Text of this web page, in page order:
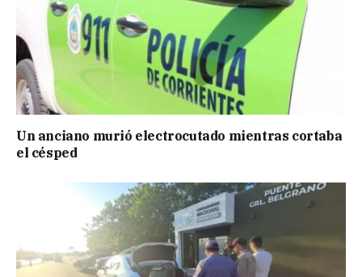
Un anciano murió electrocutado mientras cortaba
el césped